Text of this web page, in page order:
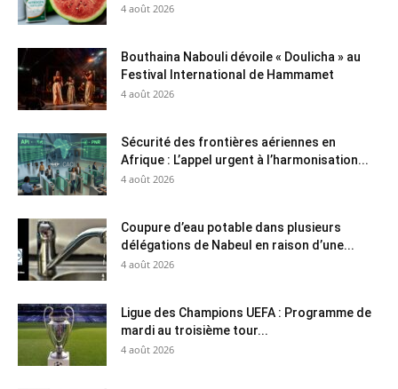
4 août 2026
Bouthaina Nabouli dévoile « Doulicha » au
Festival International de Hammamet
4 août 2026
Sécurité des frontières aériennes en
Afrique : L’appel urgent à l’harmonisation...
4 août 2026
Coupure d’eau potable dans plusieurs
délégations de Nabeul en raison d’une...
4 août 2026
Ligue des Champions UEFA : Programme de
mardi au troisième tour...
4 août 2026